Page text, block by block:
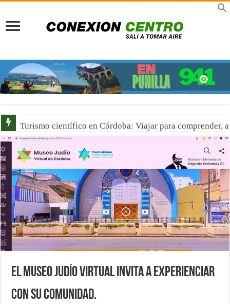
Señor de la Buena Muerte en Reducción: Tres días de
El Museo Judío Virtual invita a experienciar
con su comunidad.